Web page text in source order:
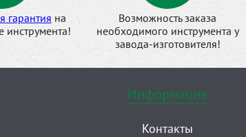
гарантия на
инструмента!
Возможность заказа
необходимого инструмента у
завода-изготовителя!
Информация
Контакты